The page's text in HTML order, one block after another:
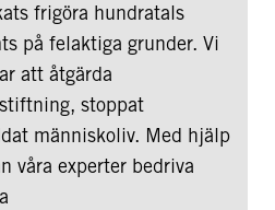
frigöra hundratals
på felaktiga grunder. Vi
att åtgärda
stoppat
människoliv. Med hjälp
våra experter bedriva